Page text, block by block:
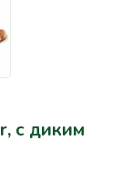
с диким